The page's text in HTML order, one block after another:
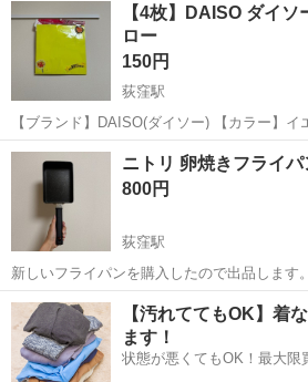
【4枚】DAISO ダイ
ロー
150円
荻窪駅
【ブランド】DAISO(ダイソー) 【カラー】イ
29.5×29.5cm 【参考価格】220円
東京 杉並区 荻窪駅 その他
ニトリ 卵焼きフライパ
800円
荻窪駅
新しいフライパンを購入したので出品します
な方は＋10円でご用意します。
東京 杉並区 荻窪駅 その他 フ
【汚れててもOK】着
ます！
状態が悪くてもOK！最大限